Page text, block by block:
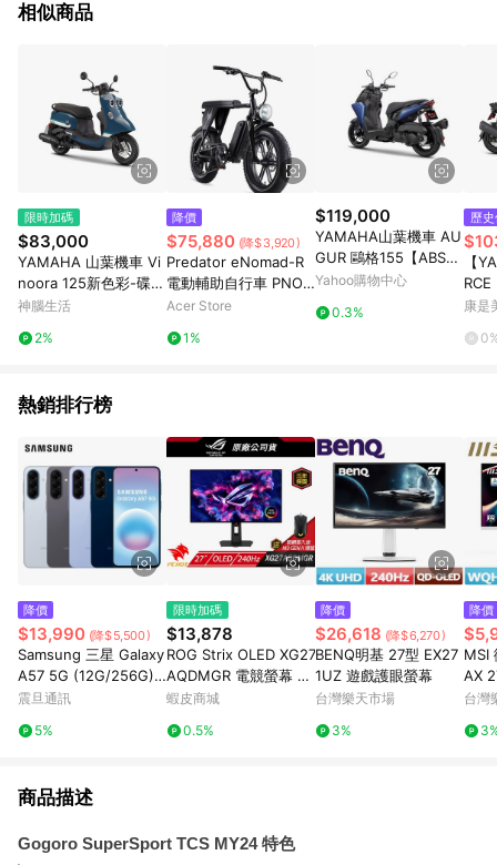
錄，相關問題請於保留時間內聯絡客服中心，並由康達盛通生活
話題性或期間限定商品來滿足您的喜好。
相似商品
限時加碼
$83,000
YAMAHA 山葉機車 Vi
noora 125新色彩-碟
煞-UBS版 -2025年新
神腦生活
2%
降價
$75,880 (降$3,920)
Predator eNomad-R
電動輔助自行車 PNO-
R4920O-240
Acer Store
1%
$119,000
YAMAHA山葉機車 AU
GUR 鷗格155【ABS+T
CS版】(新色彩)- 2026
Yahoo購物中心
0.3%
歷
【
CS
康是
熱銷排行榜
降價
$13,990 (降$5,500)
Samsung 三星 Galaxy
A57 5G (12G/256G)
5000萬鏡頭畫素 6.7吋
震旦通訊
5%
限時加碼
$13,878
ROG Strix OLED XG27
AQDMGR 電競螢幕 27
吋 可旋轉 240Hz 2K
蝦皮商城
0.5%
降價
$26,618 (降$6,270)
BENQ明基 27型 EX27
1UZ 遊戲護眼螢幕
台灣樂天市場
3%
降價
MSI
AX
色
台灣
商品描述
Gogoro SuperSport TCS MY24 特色